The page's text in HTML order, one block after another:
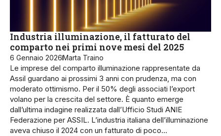
Industria illuminazione, il fatturato del
comparto nei primi nove mesi del 2025
6 Gennaio 2026Marta Traino
Le imprese del comparto illuminazione rappresentate da
Assil guardano ai prossimi 3 anni con prudenza, ma con
moderato ottimismo. Per il 50% degli associati l’export
volano per la crescita del settore. È quanto emerge
dall’ultima indagine realizzata dall’Ufficio Studi ANIE
Federazione per ASSIL. L’industria italiana dell’illuminazione
aveva chiuso il 2024 con un fatturato di poco…